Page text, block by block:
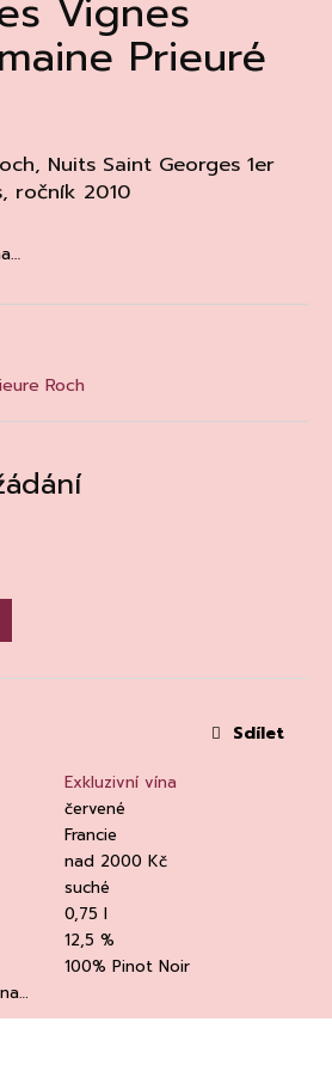
Vignes
Prieuré
Nuits Saint Georges 1er
ročník 2010
Roch
Exkluzivní vína
červené
Francie
nad 2000 Kč
suché
0,75 l
12,5 %
100% Pinot Noir
Sdílet